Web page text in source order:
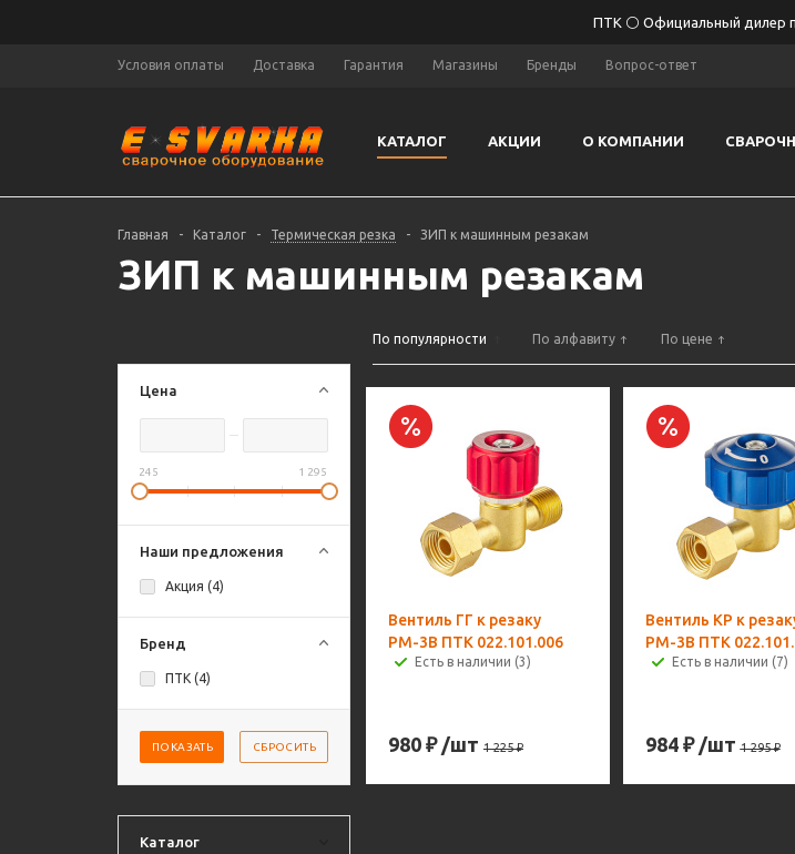
ПТК ⚪ Официальный дилер
Условия оплаты Доставка Гарантия Магазины Бренды Вопрос-ответ
КАТАЛОГ АКЦИИ О КОМПАНИИ
Главная - Каталог - Термическая резка - ЗИП к машинным резакам
ЗИП к машинным резакам
Цена
245 1 295
Наши предложения
Акция (4)
Бренд
ПТК (4)
ПОКАЗАТЬ СБРОСИТЬ
Каталог
По популярности По алфавиту По цене
Вентиль ГГ к резаку
РМ-3В ПТК 022.101.006
Есть в наличии (3)
980 ₽ /шт 1 225₽
Вентиль КР к
РМ-3В ПТК
Есть в наличии (7)
984₽ /шт 1 295₽